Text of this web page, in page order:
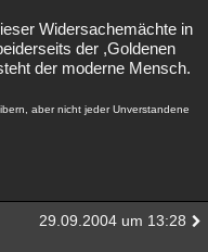
Widersachemächte in
der ,Goldenen
der moderne Mensch.
aber nicht jeder Unverstandene
29.09.2004 um 13:28